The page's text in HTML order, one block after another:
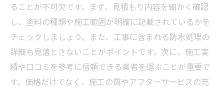
ることが不可欠です。まず、見積もり内容を細かく確認
し、塗料の種類や施工範囲が明確に記載されているかを
チェックしましょう。また、工事に含まれる防水処理の
詳細も見落とさないことがポイントです。次に、施工実
績や口コミを参考に信頼できる業者を選ぶことが重要で
す。価格だけでなく、施工の質やアフターサービスの充